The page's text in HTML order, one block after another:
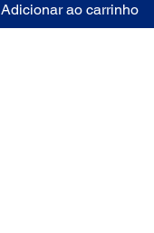
Adicionar ao carrinho